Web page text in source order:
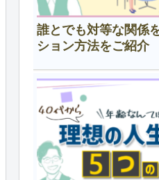
誰とでも対等な関係
ション方法をご紹介